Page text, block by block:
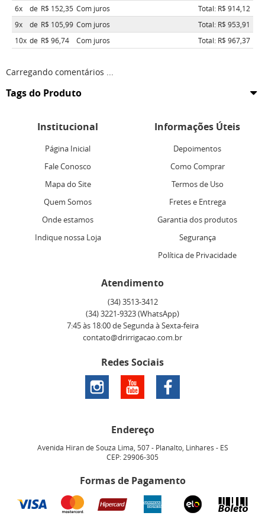
6x
de R$ 152,35 Com juros
Total: R$ 914,12
9x
de R$ 105,99 Com juros
Total: R$ 953,91
10x de R$ 96,74 Com juros Total: R$ 967,37
Carregando comentários ...
Tags do Produto
Institucional
Página Inicial
Fale Conosco
Mapa do Site
Quem Somos
Onde estamos
Indique nossa Loja
Informações Úteis
Depoimentos
Como Comprar
Termos de Uso
Fretes e Entrega
Garantia dos produtos
Segurança
Política de Privacidade
Atendimento
(34)3513-3412
(34)3221-9323(WhatsApp)
7:45 às 18:00 de Segunda à Sexta-feira
contato@drirrigacao.com.br
Redes Sociais
Endereço
Avenida Hiran de Souza Lima, 507- Planalto, Linhares - ES
CEP: 29906-305
Formas de Pagamento